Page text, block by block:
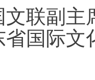
文联副主
省国际